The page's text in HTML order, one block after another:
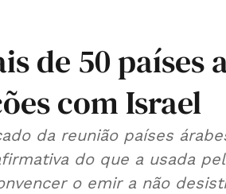
de 50 países
com Israel
da reunião países
do que a usada
o emir a não